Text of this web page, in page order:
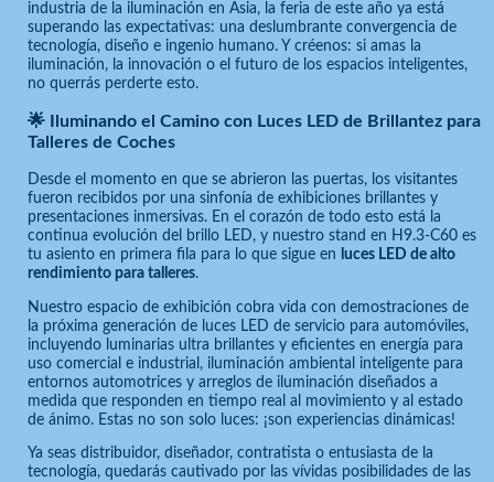
industria de la iluminación en Asia, la feria de este año ya está
superando las expectativas: una deslumbrante convergencia de
tecnología, diseño e ingenio humano. Y créenos: si amas la
iluminación, la innovación o el futuro de los espacios inteligentes,
no querrás perderte esto.
🌟 Iluminando el Camino con Luces LED de Brillantez para
Talleres de Coches
Desde el momento en que se abrieron las puertas, los visitantes
fueron recibidos por una sinfonía de exhibiciones brillantes y
presentaciones inmersivas. En el corazón de todo esto está la
continua evolución del brillo LED, y nuestro stand en H9.3-C60 es
tu asiento en primera fila para lo que sigue en luces LED de alto
rendimiento para talleres.
Nuestro espacio de exhibición cobra vida con demostraciones de
la próxima generación de luces LED de servicio para automóviles,
incluyendo luminarias ultra brillantes y eficientes en energía para
uso comercial e industrial, iluminación ambiental inteligente para
entornos automotrices y arreglos de iluminación diseñados a
medida que responden en tiempo real al movimiento y al estado
de ánimo. Estas no son solo luces: ¡son experiencias dinámicas!
Ya seas distribuidor, diseñador, contratista o entusiasta de la
tecnología, quedarás cautivado por las vívidas posibilidades de las